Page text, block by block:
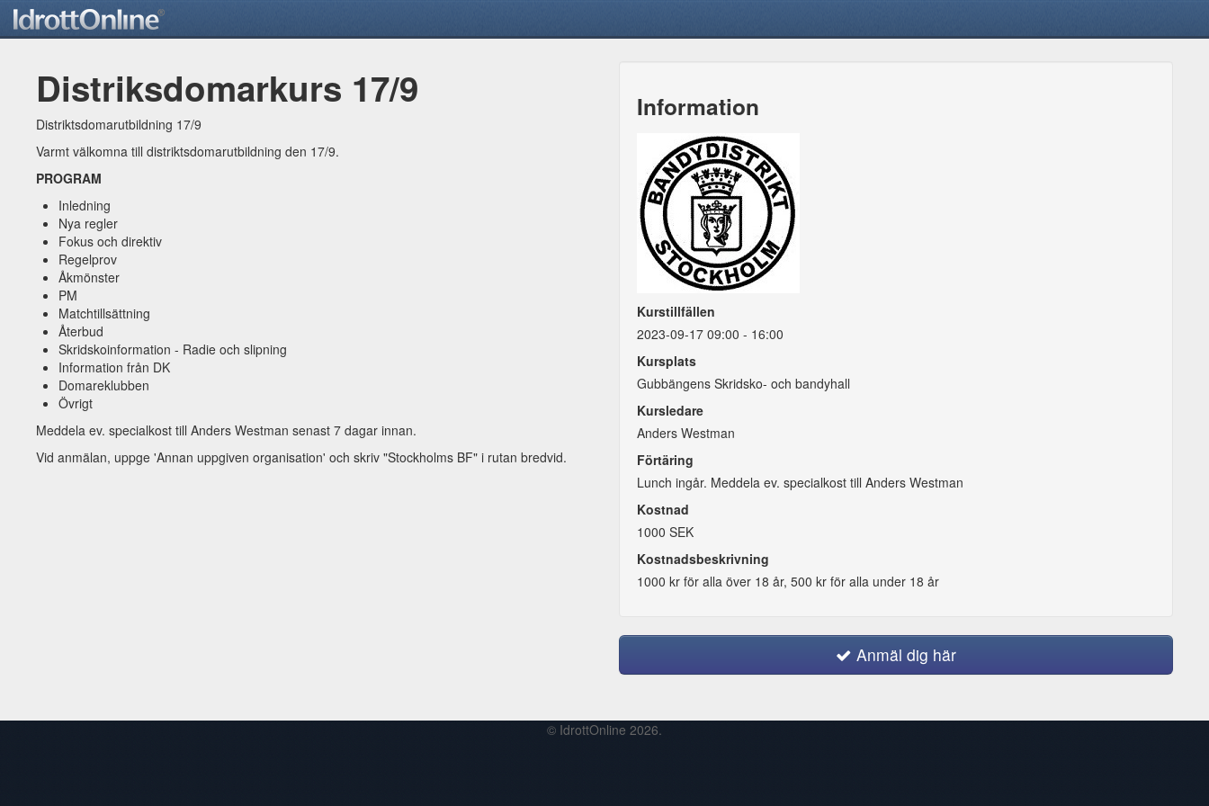
Distriksdomarkurs 17/9
Distriktsdomarutbildning 17/9
Varmt välkomna till distriktsdomarutbildning den 17/9.
PROGRAM
Inledning
Nya regler
Fokus och direktiv
Regelprov
Åkmönster
PM
Matchtillsättning
Återbud
Skridskoinformation - Radie och slipning
Information från DK
Domareklubben
Övrigt
Meddela ev. specialkost till Anders Westman senast 7 dagar innan.
Vid anmälan, uppge 'Annan uppgiven organisation' och skriv "Stockholms BF" i rutan bredvid.
Information
Kurstillfällen
2023-09-17 09:00 - 16:00
Kursplats
Gubbängens Skridsko- och bandyhall
Kursledare
Anders Westman
Förtäring
Lunch ingår. Meddela ev. specialkost till Anders Westman
Kostnad
1000 SEK
Kostnadsbeskrivning
1000 kr för alla över 18 år, 500 kr för alla under 18 år
Anmäl dig här
© IdrottOnline 2026.